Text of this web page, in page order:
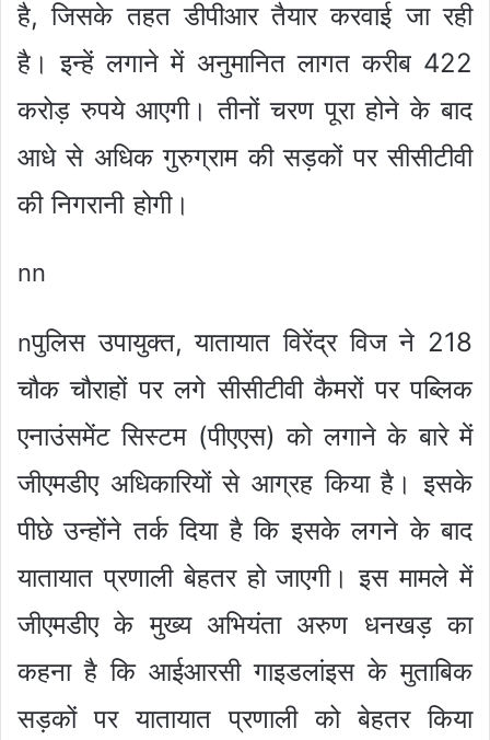
है, जिसके तहत डीपीआर तैयार करवाई जा रही
है। इन्हें लगाने में अनुमानित लागत करीब 422
करोड़ रुपये आएगी। तीनों चरण पूरा होने के बाद
आधे से अधिक गुरुग्राम की सड़कों पर सीसीटीवी
की निगरानी होगी।
nn
nपुलिस उपायुक्त, यातायात विरेंद्र विज ने 218
चौक चौराहों पर लगे सीसीटीवी कैमरों पर पब्लिक
एनाउंसमेंट सिस्टम (पीएएस) को लगाने के बारे में
जीएमडीए अधिकारियों से आग्रह किया है। इसके
पीछे उन्होंने तर्क दिया है कि इसके लगने के बाद
यातायात प्रणाली बेहतर हो जाएगी। इस मामले में
जीएमडीए के मुख्य अभियंता अरुण धनखड़ का
कहना है कि आईआरसी गाइडलांइस के मुताबिक
सड़कों पर यातायात प्रणाली को बेहतर किया